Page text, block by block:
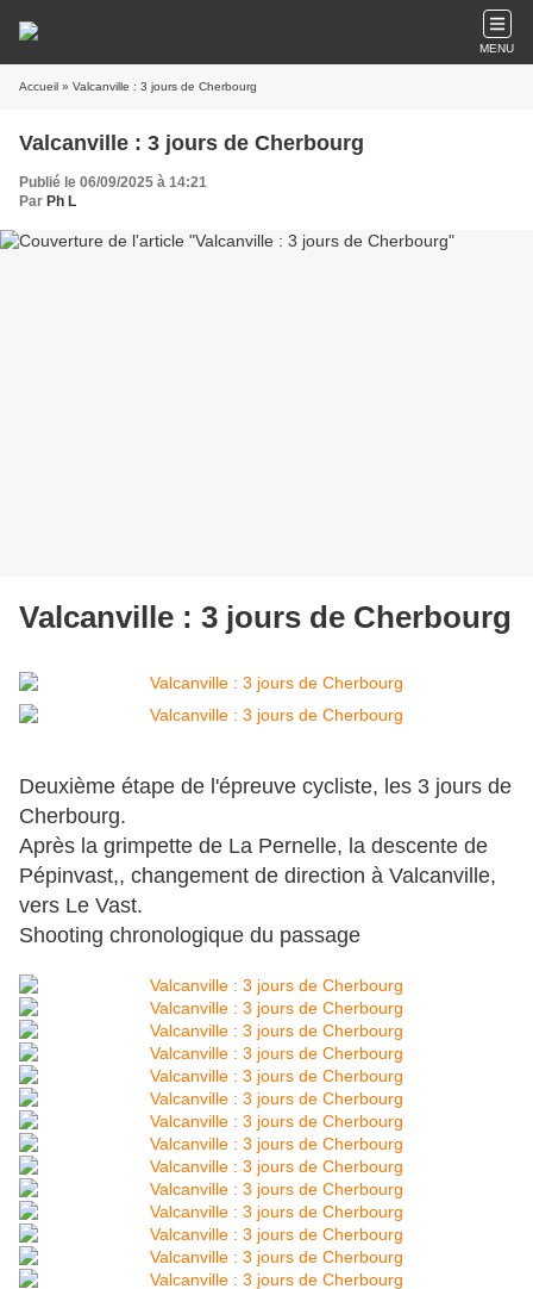
MENU
Accueil » Valcanville : 3 jours de Cherbourg
Valcanville : 3 jours de Cherbourg
Publié le 06/09/2025 à 14:21
Par Ph L
Valcanville : 3 jours de Cherbourg
Deuxième étape de l'épreuve cycliste, les 3 jours de
Cherbourg.
Après la grimpette de La Pernelle, la descente de
Pépinvast,, changement de direction à Valcanville,
vers Le Vast.
Shooting chronologique du passage